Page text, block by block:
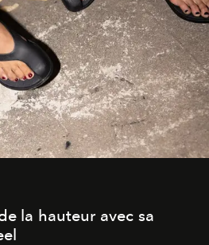
la hauteur avec sa